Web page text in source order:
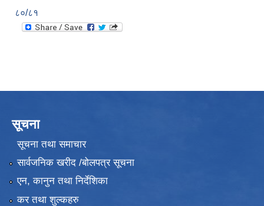
८०/८१
सूचना
सूचना तथा समाचार
सार्वजनिक खरीद /बोलपत्र सूचना
एन, कानुन तथा निर्देशिका
कर तथा शुल्कहरु